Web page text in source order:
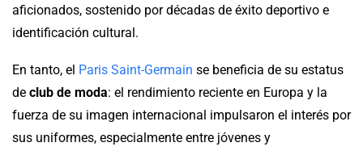
aficionados, sostenido por décadas de éxito deportivo e
identificación cultural.
En tanto, el Paris Saint-Germain se beneficia de su estatus
de club de moda: el rendimiento reciente en Europa y la
fuerza de su imagen internacional impulsaron el interés por
sus uniformes, especialmente entre jóvenes y